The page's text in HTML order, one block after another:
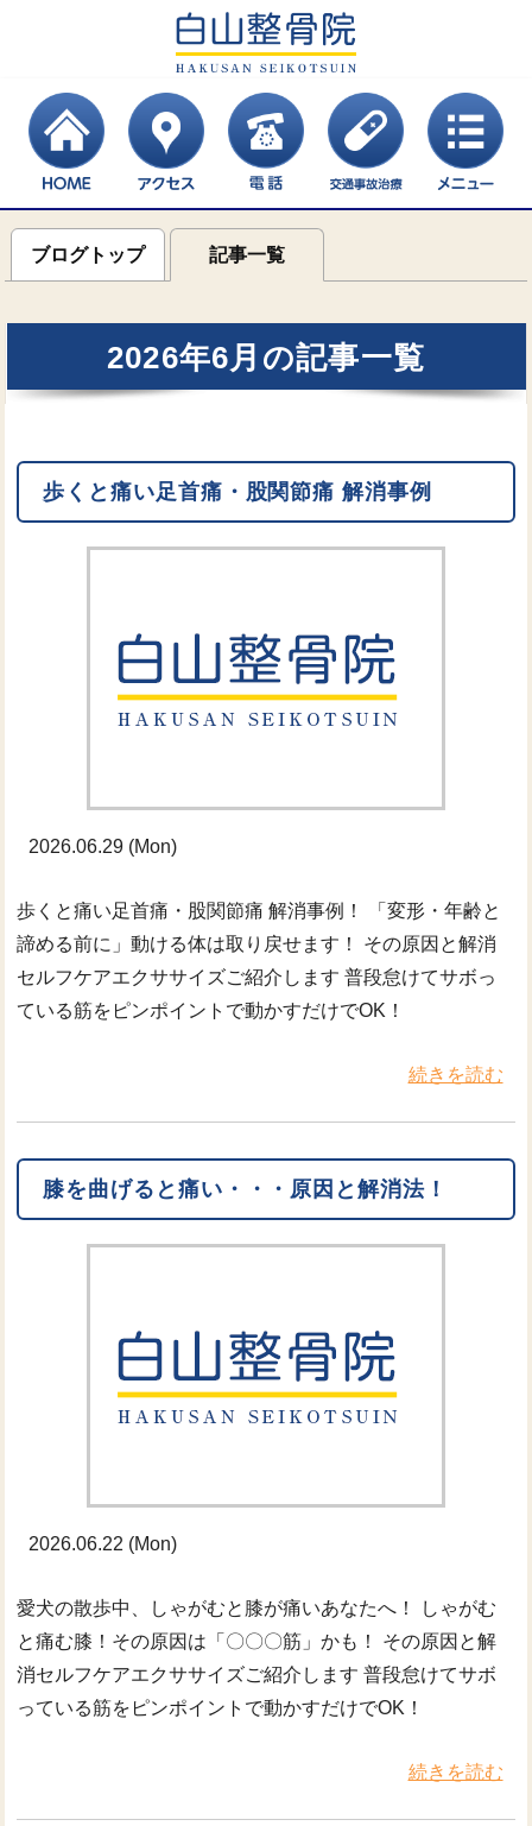
ブログトップ 記事一覧
2026年6月の記事一覧
歩くと痛い足首痛・股関節痛 解消事例
2026.06.29 (Mon)
歩くと痛い足首痛・股関節痛 解消事例！ 「変形・年齢と
諦める前に」動ける体は取り戻せます！ その原因と解消
セルフケアエクササイズご紹介します 普段怠けてサボっ
ている筋をピンポイントで動かすだけでOK！
続きを読む
膝を曲げると痛い・・・原因と解消法！
2026.06.22 (Mon)
愛犬の散歩中、しゃがむと膝が痛いあなたへ！ しゃがむ
と痛む膝！その原因は「〇〇〇筋」かも！ その原因と解
消セルフケアエクササイズご紹介します 普段怠けてサボ
っている筋をピンポイントで動かすだけでOK！
続きを読む